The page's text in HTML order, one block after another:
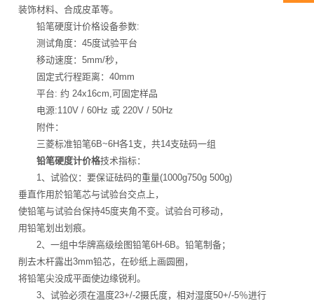
装饰材料、合成皮革等。
铅笔硬度计价格设备参数:
测试角度：45度试验平台
移动速度：5mm/秒，
固定式行程距离：40mm
平台: 约 24x16cm,可固定样品
电源:110V / 60Hz 或 220V / 50Hz
附件：
三菱标准铅笔6B~6H各1支，共14支砝码一组
铅笔硬度计价格技术指标：
1、试验仪：要保证砝码的重量(1000g750g 500g)
垂直作用於铅笔芯与试验台交点上，
使铅笔与试验台保持45度夹角不变。试验台可移动，
用铅笔划出划痕。
2、一组中华牌高级绘图铅笔6H-6B。铅笔制备；
削去木杆露出3mm铅芯，在砂纸上画圆圈，
将铅笔尖没成平面使边缘锐利。
3、试验必须在温度23+/-2摄氏度，相对湿度50+/-5％进行